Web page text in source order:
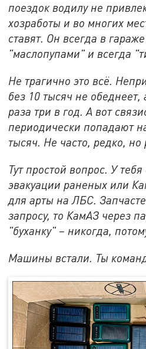
поездок водилу не
хозработы и во многих
ставят. Он всегда в
"маслопупами" и всегда
Не трагично это всё.
без 10 тысяч не
раза три в год. А вот
периодически попадают
тысяч. Не часто, редко, но
Тут простой вопрос. У
эвакуации раненых или
для арты на ЛБС.
запросу, то КамАЗ через
"буханку" – никогда,
Машины встали. Ты